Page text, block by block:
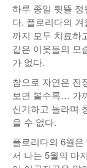
놀이공원
낚시/비치
하루 종일 뒷뜰
다. 플로리다의
까지 모두 치료하
같은 이웃들의 모
가 없다.
참으로 자연은 진
보면 볼수록… 가
신기하고 놀라며
을 수 없다.
플로리다의 6월
서 나는 5월의 마